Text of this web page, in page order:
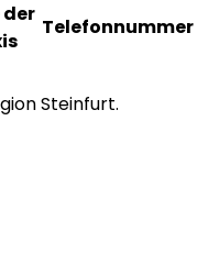
der
Telefonnummer
Steinfurt.